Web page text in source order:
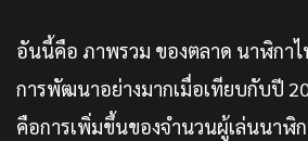
อันนี้คือ ภาพรวม ของตลาด นาฬิกา
การพัฒนาอย่างมากเมื่อเทียบกับปี
คือการเพิ่มขึ้นของจำนวนผู้เล่นนาฬิ